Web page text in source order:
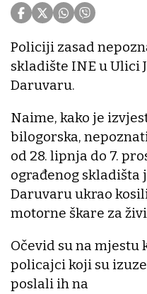
Policiji zasad
skladište INE u Ulici
Daruvaru.
Naime, kako je
bilogorska,
od 28. lipnja do 7.
ograđenog skladišta
Daruvaru ukrao
motorne škare za
Očevid su na
policajci koji su
poslali ih na